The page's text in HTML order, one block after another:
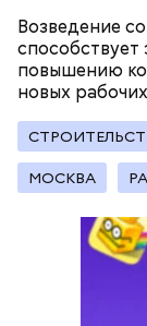
Возведение
способствует
повышению
новых рабочих
МОСКВА
На главной
найти
выгодные
данный
Где
Большой